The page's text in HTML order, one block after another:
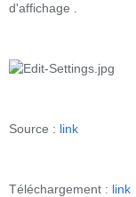
d'affichage
Source : link
Téléchargement : link